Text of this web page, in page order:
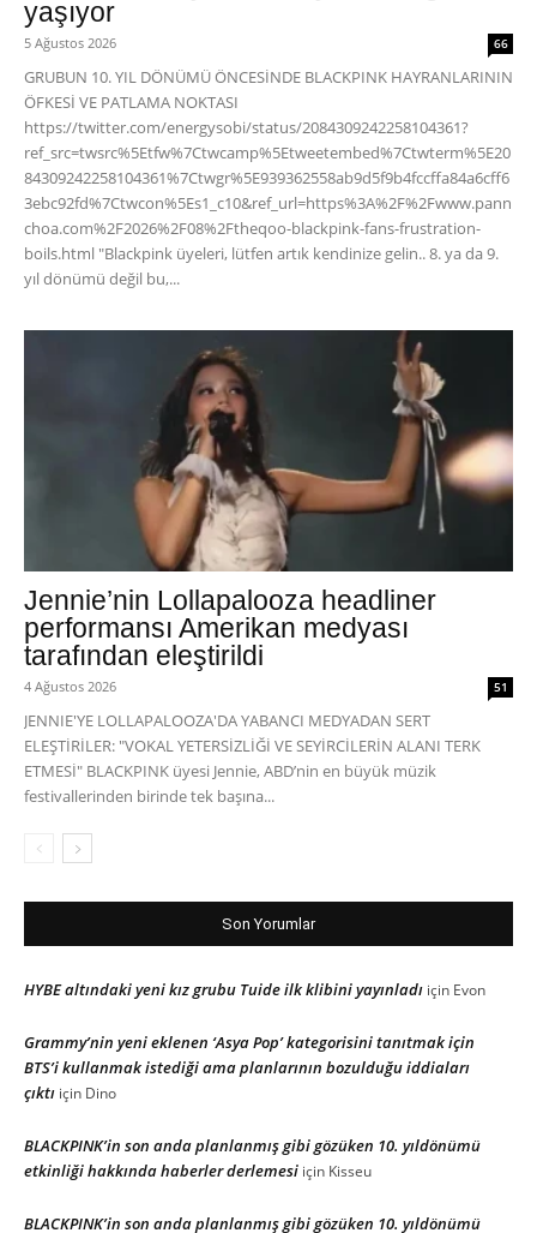
yaşıyor
5 Ağustos 2026 66
GRUBUN 10. YIL DÖNÜMÜ ÖNCESİNDE BLACKPINK HAYRANLARININ
ÖFKESİ VE PATLAMA NOKTASI
https://twitter.com/energysobi/status/2084309242258104361?
ref_src=twsrc%5Etfw%7Ctwcamp%5Etweetembed%7Ctwterm%5E20
84309242258104361%7Ctwgr%5E939362558ab9d5f9b4fccffa84a6cff6
3ebc92fd%7Ctwcon%5Es1_c10&ref_url=https%3A%2F%2Fwww.pann
choa.com%2F2026%2F08%2Ftheqoo-blackpink-fans-frustration-
boils.html "Blackpink üyeleri, lütfen artık kendinize gelin.. 8. ya da 9.
yıl dönümü değil bu,...
Jennie’nin Lollapalooza headliner
performansı Amerikan medyası
tarafından eleştirildi
4 Ağustos 2026 51
JENNIE'YE LOLLAPALOOZA'DA YABANCI MEDYADAN SERT
ELEŞTİRİLER: "VOKAL YETERSİZLİĞİ VE SEYİRCİLERİN ALANI TERK
ETMESİ" BLACKPINK üyesi Jennie, ABD’nin en büyük müzik
festivallerinden birinde tek başına...
Son Yorumlar
HYBE altındaki yeni kız grubu Tuide ilk klibini yayınladı için Evon
Grammy’nin yeni eklenen ‘Asya Pop’ kategorisini tanıtmak için
BTS’i kullanmak istediği ama planlarının bozulduğu iddiaları
çıktı için Dino
BLACKPINK’in son anda planlanmış gibi gözüken 10. yıldönümü
etkinliği hakkında haberler derlemesi için Kisseu
BLACKPINK’in son anda planlanmış gibi gözüken 10. yıldönümü